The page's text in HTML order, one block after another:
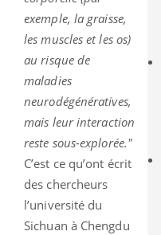
exemple, la graisse,
les muscles et les os)
au risque de
maladies
neurodégénératives,
mais leur interaction
reste sous-explorée."
C’est ce qu’ont écrit
des chercheurs
l’université du
Sichuan à Chengdu